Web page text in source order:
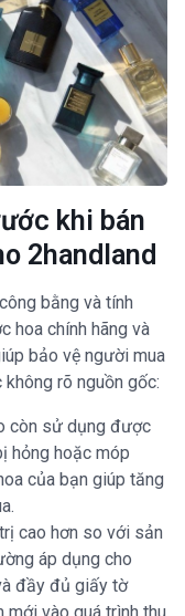
khi bán
2handland
bằng và tính
hoa chính hãng và
bảo vệ người mua
rõ nguồn gốc:
còn sử dụng được
hỏng hoặc móp
của bạn giúp tăng
cao hơn so với sản
áp dụng cho
đầy đủ giấy tờ